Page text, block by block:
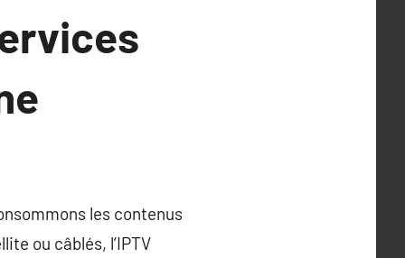
les contenus
ou câblés, l’IPTV